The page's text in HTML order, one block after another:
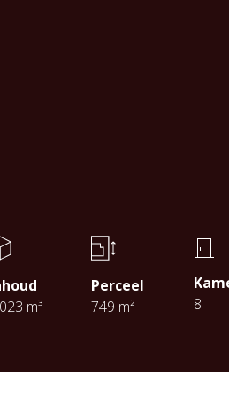
m³
Perceel
749 m²
8